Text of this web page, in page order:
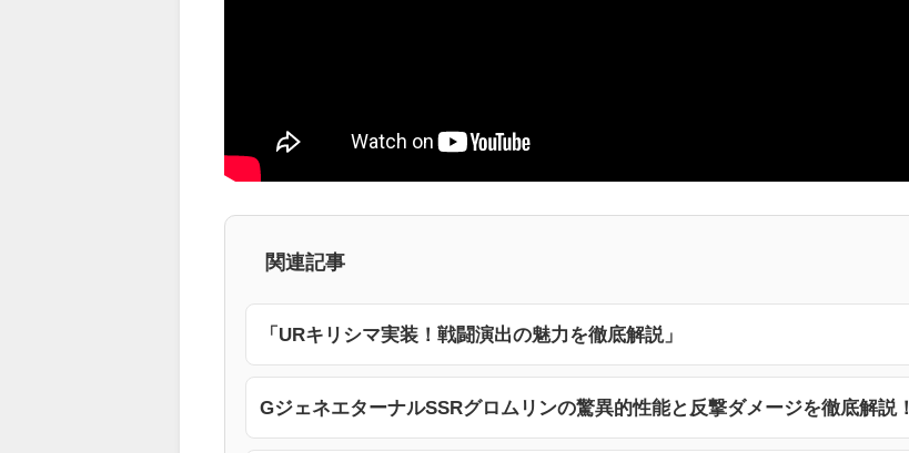
関連記事
「URキリシマ実装！戦闘演出の魅力を徹底解説」
GジェネエターナルSSRグロムリンの驚異的性能と反撃ダメージを徹底解説！